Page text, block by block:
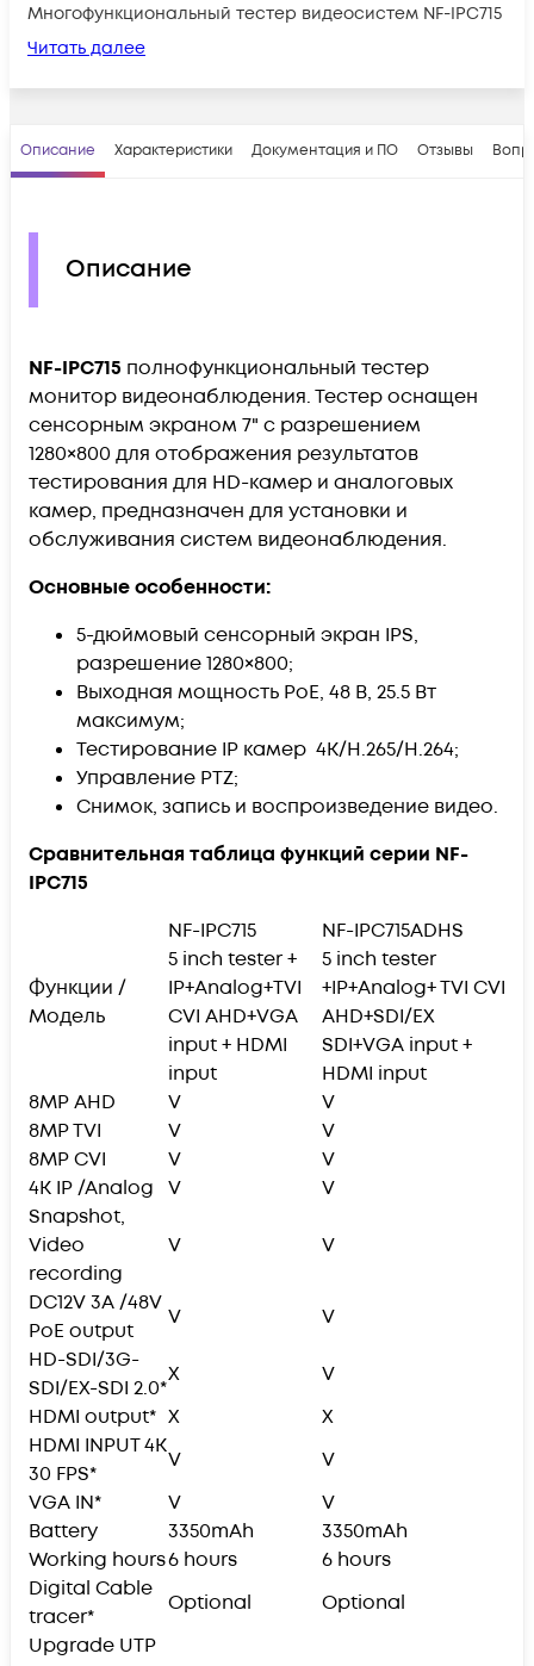
Многофункциональный тестер видеосистем NF-IPC715
Читать далее
Описание Характеристики Документация и ПО Отзывы
Описание
NF-IPC715 полнофункциональный тестер
монитор видеонаблюдения. Тестер оснащен
сенсорным экраном 7" с разрешением
1280×800 для отображения результатов
тестирования для HD-камер и аналоговых
камер, предназначен для установки и
обслуживания систем видеонаблюдения.
Основные особенности:
5-дюймовый сенсорный экран IPS,
разрешение1280×800;
Выходная мощность PoE, 48 В, 25.5 Вт
максимум;
Тестирование IP камер 4K/H.265/H.264;
Управление PTZ;
Снимок, запись и воспроизведение видео.
Сравнительная таблица функций серии NF-
IPC715
Функции /
Модель
NF-IPC715
NF-IPC715ADHS
5 inch tester +
IP+Analog+TVI
CVI AHD+VGA
input + HDMI
input
5 inch tester
+IP+Analog+ TVI CVI
AHD+SDI/EX
SDI+VGA input +
HDMI input
8MP AHD
V
V
8MP TVI
V
V
8MP CVI
V
V
4K IP /Analog V
V
Snapshot,
Video
recording
V V
DC12V 3A /48V
PoE output
V
V
HD-SDI/3G-
SDI/EX-SDI 2.0*
X
V
HDMI output* X
X
HDMI INPUT 4K
30 FPS*
V
V
VGA IN*
V
V
Battery
3350mAh
3350mAh
Working hours6 hours
6 hours
Digital Cable
tracer*
Optional
Optional
Upgrade UTP